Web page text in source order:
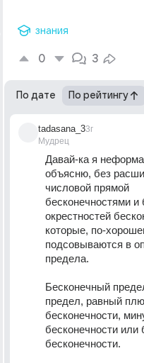
знания
0 3
По дате По рейтингу
tadasana_3
Мудрец
3г
Давай-ка я
объясню, без
числовой прямой
бесконечностями и
окрестностей
которые, по-
подсовываются в
предела.
Бесконечный
предел, равный
бесконечности,
бесконечности или
бесконечности.